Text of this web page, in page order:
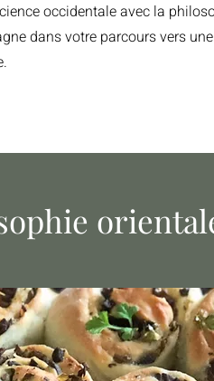
occidentale avec la
dans votre parcours vers